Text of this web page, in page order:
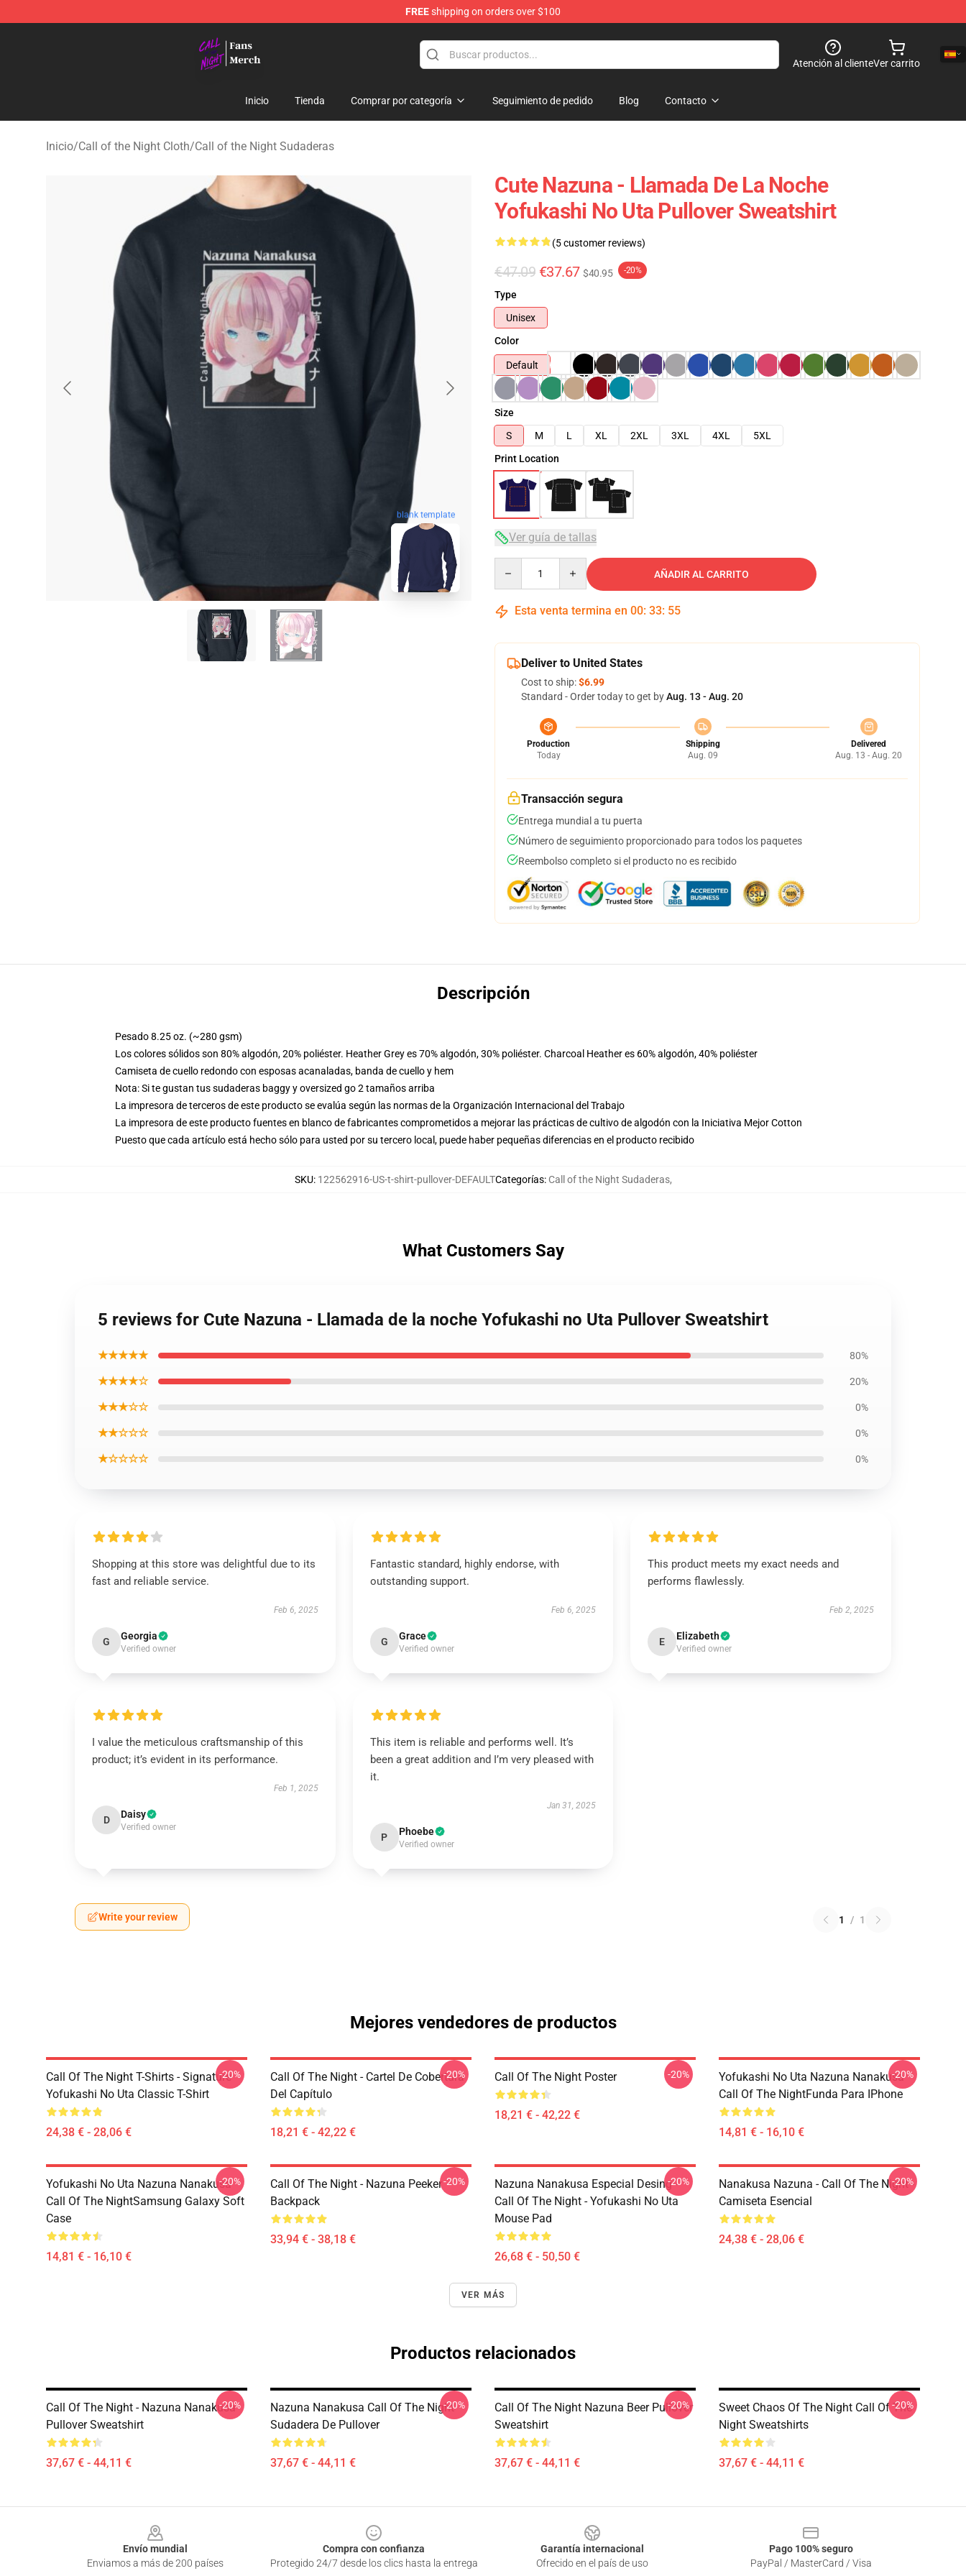
FREEshipping on orders over $100
Atención al clienteVer carrito
Inicio Tienda Comprar por categoría Seguimiento de pedido Blog Contacto
Inicio/Call of the Night Cloth/Call of the Night Sudaderas
blank template
Cute Nazuna - Llamada De La Noche
Yofukashi No Uta Pullover Sweatshirt
(5 customer reviews)
€47.09 €37.67 $40.95 -20%
Type
Unisex
Color
Default
Size
S
M L XL 2XL 3XL 4XL
5XL
Print Location
Ver guía de tallas
AÑADIR AL CARRITO
Esta venta termina en 00: 33: 54
Deliver to United States
Cost to ship:$6.99
Standard - Order today to get byAug. 13 - Aug. 20
Production
Today
Shipping
Aug. 09
Delivered
Aug. 13 - Aug. 20
Transacción segura
Entrega mundial a tu puerta
Número de seguimiento proporcionado para todos los paquetes
Reembolso completo si el producto no es recibido
Descripción
Pesado 8.25 oz. (~280 gsm)
Los colores sólidos son 80% algodón, 20% poliéster. Heather Grey es 70% algodón, 30% poliéster. Charcoal Heather es 60% algodón, 40% poliéster
Camiseta de cuello redondo con esposas acanaladas, banda de cuello y hem
Nota: Si te gustan tus sudaderas baggy y oversized go 2 tamaños arriba
La impresora de terceros de este producto se evalúa según las normas de la Organización Internacional del Trabajo
La impresora de este producto fuentes en blanco de fabricantes comprometidos a mejorar las prácticas de cultivo de algodón con la Iniciativa Mejor Cotton
Puesto que cada artículo está hecho sólo para usted por su tercero local, puede haber pequeñas diferencias en el producto recibido
SKU: 122562916-US-t-shirt-pullover-DEFAULTCategorías: Call of the Night Sudaderas,
What Customers Say
5 reviews for Cute Nazuna - Llamada de la noche Yofukashi no Uta Pullover Sweatshirt
★★★★★ 80%
★★★★☆ 20%
★★★☆☆ 0%
★★☆☆☆ 0%
★☆☆☆☆ 0%
Shopping at this store was delightful due to its
fast and reliable service.
Feb 6, 2025
G Georgia
Verified owner
Fantastic standard, highly endorse, with
outstanding support.
Feb 6, 2025
G Grace
Verified owner
This product meets my exact needs and
performs flawlessly.
Feb 2, 2025
E Elizabeth
Verified owner
I value the meticulous craftsmanship of this
product; it’s evident in its performance.
Feb 1, 2025
D Daisy
Verified owner
This item is reliable and performs well. It’s
been a great addition and I’m very pleased with
it.
Jan 31, 2025
P Phoebe
Verified owner
Write your review 1 / 1
Mejores vendedores de productos
Call Of The Night T-Shirts - Signature
Yofukashi No Uta Classic T-Shirt
24,38 € - 28,06 €
-20%
Call Of The Night - Cartel De Cobertura
Del Capítulo
18,21 € - 42,22 €
-20% Call Of The Night Poster
18,21 € - 42,22 €
-20%
Yofukashi No Uta Nazuna Nanakusa
Call Of The NightFunda Para IPhone
14,81 € - 16,10 €
-20%
Yofukashi No Uta Nazuna Nanakusa
Call Of The NightSamsung Galaxy Soft
Case
14,81 € - 16,10 €
-20%
Call Of The Night - Nazuna Peeker
Backpack
33,94 € - 38,18 €
-20%
Nazuna Nanakusa Especial Desing -
Call Of The Night - Yofukashi No Uta
Mouse Pad
26,68 € - 50,50 €
-20%
Nanakusa Nazuna - Call Of The Night -
Camiseta Esencial
24,38 € - 28,06 €
-20%
VER MÁS
Productos relacionados
Call Of The Night - Nazuna Nanakusa
Pullover Sweatshirt
37,67 € - 44,11 €
-20%
Nazuna Nanakusa Call Of The Night
Sudadera De Pullover
37,67 € - 44,11 €
-20%
Call Of The Night Nazuna Beer Pullover
Sweatshirt
37,67 € - 44,11 €
-20%
Sweet Chaos Of The Night Call Of The
Night Sweatshirts
37,67 € - 44,11 €
-20%
Envío mundial
Enviamos a más de 200 países
Compra con confianza
Protegido 24/7 desde los clics hasta la entrega
Garantía internacional
Ofrecido en el país de uso
Pago 100% seguro
PayPal / MasterCard / Visa